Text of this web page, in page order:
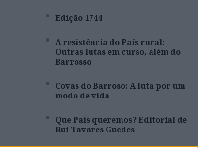
Edição 1744
A resistência do País rural:
Outras lutas em curso, além do
Barrosso
Covas do Barroso: A luta por um
modo de vida
Que País queremos? Editorial de
Rui Tavares Guedes